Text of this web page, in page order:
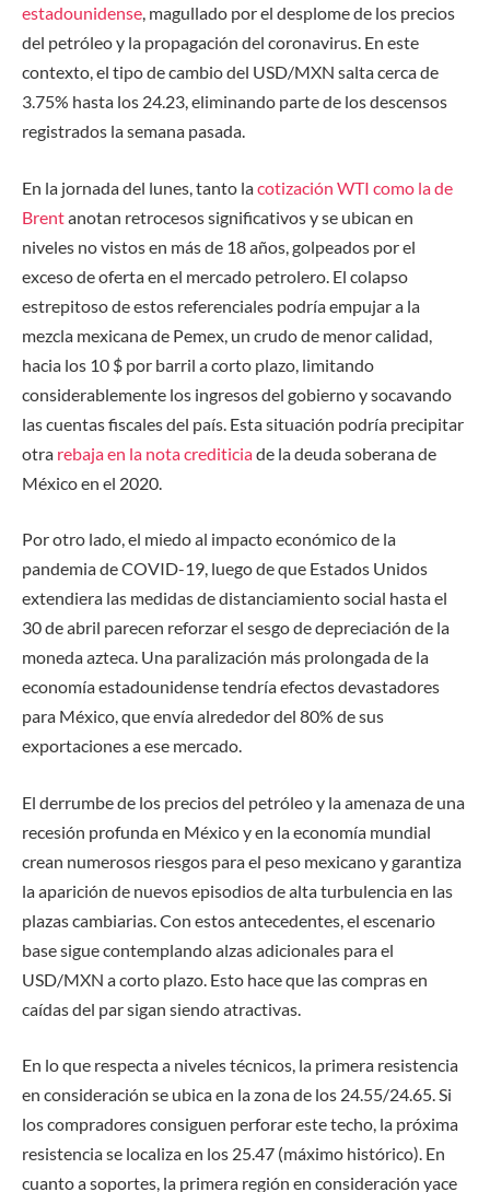
estadounidense, magullado por el desplome de los precios
del petróleo y la propagación del coronavirus. En este
contexto, el tipo de cambio del USD/MXN salta cerca de
3.75% hasta los 24.23, eliminando parte de los descensos
registrados la semana pasada.
En la jornada del lunes, tanto lacotización WTI como la de
Brentanotan retrocesos significativos y se ubican en
niveles no vistos en más de 18 años, golpeados por el
exceso de oferta en el mercado petrolero. El colapso
estrepitoso de estos referenciales podría empujar a la
mezcla mexicana de Pemex, un crudo de menor calidad,
hacia los 10 $ por barril a corto plazo, limitando
considerablemente los ingresos del gobierno y socavando
las cuentas fiscales del país. Esta situación podría precipitar
otra rebajaen la notacrediticiade la deuda soberana de
México en el 2020.
Por otro lado, el miedo al impacto económico de la
pandemia de COVID-19, luego de que Estados Unidos
extendiera las medidas de distanciamiento social hasta el
30 de abril parecen reforzar el sesgo de depreciación de la
moneda azteca. Una paralización más prolongada de la
economía estadounidense tendría efectos devastadores
para México, que envía alrededor del 80% de sus
exportaciones a ese mercado.
El derrumbe de los precios del petróleo y la amenaza de una
recesión profunda en México y en la economía mundial
crean numerosos riesgos para el peso mexicano y garantiza
la aparición de nuevos episodios de alta turbulencia en las
plazas cambiarias. Con estos antecedentes, el escenario
base sigue contemplando alzas adicionales para el
USD/MXN a corto plazo. Esto hace que las compras en
caídas del par sigan siendo atractivas.
En lo que respecta a niveles técnicos, la primera resistencia
en consideración se ubica en la zona de los 24.55/24.65. Si
los compradores consiguen perforar este techo, la próxima
resistencia se localiza en los 25.47 (máximo histórico). En
cuanto a soportes, la primera región en consideración yace